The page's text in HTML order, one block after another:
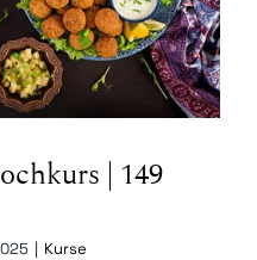
| 149
| Kurse